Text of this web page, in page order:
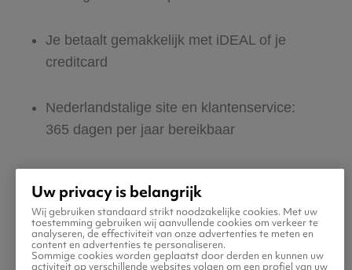
Je betaalt gemakkelijk met iDEAL of je
creditcard
Nederlandstalige site en klantenservice:
365 dagen per jaar bereikbaar
Boek ook direct een hotel of huurauto voor
in Bogota
Uw privacy is belangrijk
Wij gebruiken standaard strikt noodzakelijke cookies. Met uw
toestemming gebruiken wij aanvullende cookies om verkeer te
analyseren, de effectiviteit van onze advertenties te meten en
content en advertenties te personaliseren.
Sommige cookies worden geplaatst door derden en kunnen uw
activiteit op verschillende websites volgen om een profiel van uw